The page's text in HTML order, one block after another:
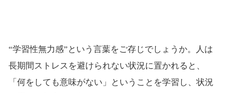
“学習性無力感”という言葉をご存じでしょうか。人は
長期間ストレスを避けられない状況に置かれると、
「何をしても意味がない」ということを学習し、状況